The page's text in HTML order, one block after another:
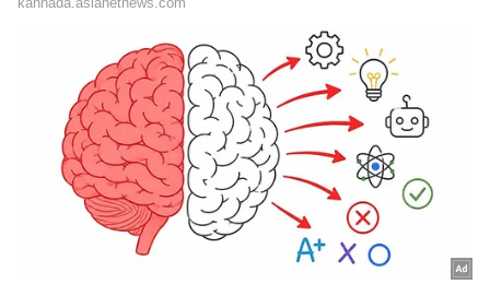
ಆಲ್ರೌಂಡರ್‌ಗಳಾದ ವಾಷಿಂಗ್ಟನ್ ಸುಂದರ್, ಶಾರ್ದೂಲ್
ಠಾಕೂರ್ ಹಾಗೂ ದೀಪಕ್ ಚಹರ್‌ ಅವರನ್ನು ಬಲಿ ಪಡೆಯುವ
ಮೂಲಕ ಶಾಕ್ ನೀಡಿದರು. ಅಂತಿಮವಾಗಿ ಶಕೀಬ್ ಅಲ್
ಹಸನ್ 36 ರನ್ ನೀಡಿ 5 ವಿಕೆಟ್ ಕಬಳಿಸಿ ಮಿಂಚಿದರು.
"ರಾಜಕೀಯ ಬೇಡ, ಸಿನಿಮಾನೇ ಪ್ರಾಣ":
ಕನಕೋತ್ಸವದಲ್ಲಿ ರಿಷಬ್ ಶೆಟ್ಟಿ | Rishab
Shetty speech | Suvarna News
ಶೇ.50 ರಿಂದ ಶೇ.18 ಕ್ಕೆ TAX ಇಳಿಕೆ: ಮೋದಿ-
ಟ್ರಂಪ್ ಐತಿಹಾಸಿಕ ಒಪ್ಪಂದ | India US
Trade Deal | Party Rounds